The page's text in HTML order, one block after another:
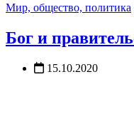
Мир, общество, политика
Бог и
15.10.2020